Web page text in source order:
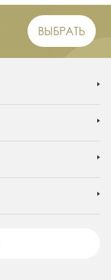
ВЫБРАТЬ